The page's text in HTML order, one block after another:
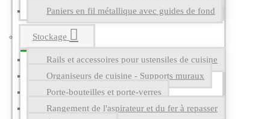
Paniers en fil métallique avec guides de fond
Stockage
Rails et accessoires pour ustensiles de cuisine
Organiseurs de cuisine - Supports muraux
Porte-bouteilles et porte-verres
Rangement de l'aspirateur et du fer à repasser